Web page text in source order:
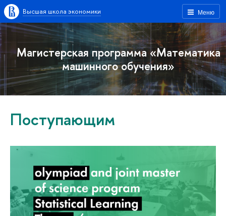
Меню
Высшая школа экономики
Магистерская программа «Математика
машинного обучения»
Поступающим